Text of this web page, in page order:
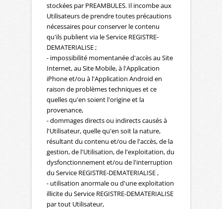
stockées par PREAMBULES. Il incombe aux
Utilisateurs de prendre toutes précautions
nécessaires pour conserver le contenu
qu'ils publient via le Service REGISTRE-
DEMATERIALISE ;
- impossibilité momentanée d'accès au Site
Internet, au Site Mobile, à l'Application
iPhone et/ou à l'Application Android en
raison de problèmes techniques et ce
quelles qu'en soient l'origine et la
provenance,
- dommages directs ou indirects causés à
l'Utilisateur, quelle qu'en soit la nature,
résultant du contenu et/ou de l'accès, de la
gestion, de l'Utilisation, de l'exploitation, du
dysfonctionnement et/ou de l'interruption
du Service REGISTRE-DEMATERIALISE ,
- utilisation anormale ou d'une exploitation
illicite du Service REGISTRE-DEMATERIALISE
par tout Utilisateur,